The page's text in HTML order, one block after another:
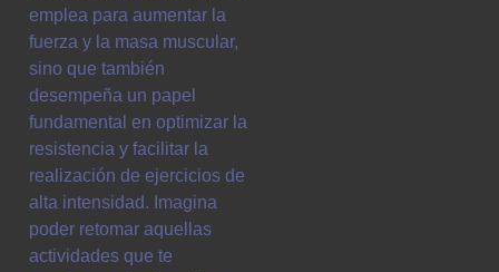
emplea para aumentar la
fuerza y la masa muscular,
sino que también
desempeña un papel
fundamental en optimizar la
resistencia y facilitar la
realización de ejercicios de
alta intensidad. Imagina
poder retomar aquellas
actividades que te